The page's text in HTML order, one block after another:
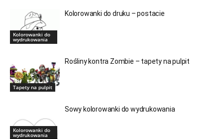
Kolorowanki do
wydrukowania
Kolorowanki do druku – postacie
Tapety na pulpit
Rośliny kontra Zombie – tapety na pulpit
Kolorowanki do
wydrukowania
Sowy kolorowanki do wydrukowania